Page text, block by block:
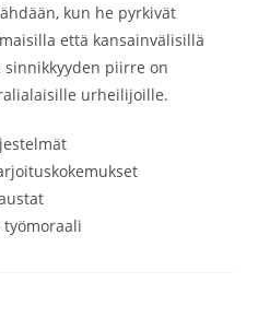
kun he pyrkivät
että kansainvälisillä
piirre on
urheilijoille.
työmoraali